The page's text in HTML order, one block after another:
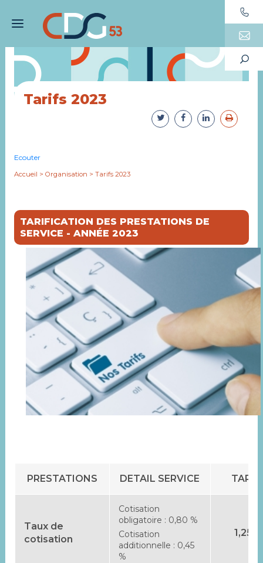
Tarifs 2023
Ecouter
Accueil > Organisation > Tarifs 2023
TARIFICATION DES PRESTATIONS DE
SERVICE - ANNÉE 2023
PRESTATIONS DETAIL SERVICE
Taux de
cotisation
Cotisation
obligatoire : 0,80 %
Cotisation
additionnelle : 0,45
%
1,25 %